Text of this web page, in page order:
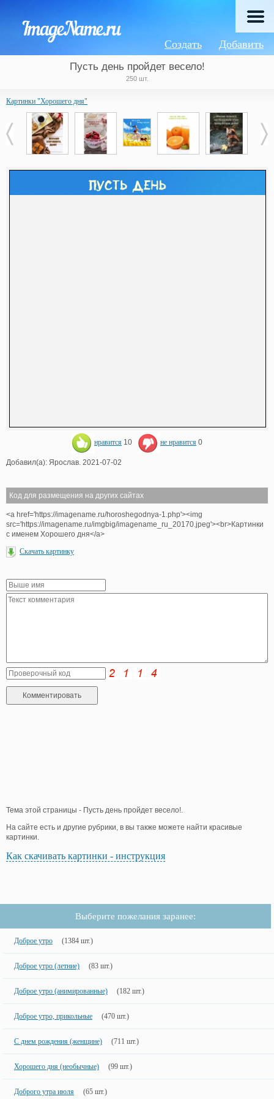
Добавить
Создать
Пусть день пройдет весело!
250 шт.
Картинки "Хорошего дня"
нравится 10 не нравится 0
Добавил(а): Ярослав. 2021-07-02
Код для размещения на других сайтах
<a href='https://imagename.ru/horoshegodnya-1.php'><img
src='https://imagename.ru/imgbig/imagename_ru_20170.jpeg'><br>Картинки
с именем Хорошего дня</a>
Скачать картинку
Тема этой страницы - Пусть день пройдет весело!.
На сайте есть и другие рубрики, в вы также можете найти красивые
картинки.
Как скачивать картинки - инструкция
Выберите пожелания заранее:
Доброе утро (1384 шт.)
Доброе утро (летние) (83 шт.)
Доброе утро (анимированные) (182 шт.)
Доброе утро, прикольные (470 шт.)
С днем рождения (женщине) (711 шт.)
Хорошего дня (необычные) (99 шт.)
Доброго утра июля (65 шт.)